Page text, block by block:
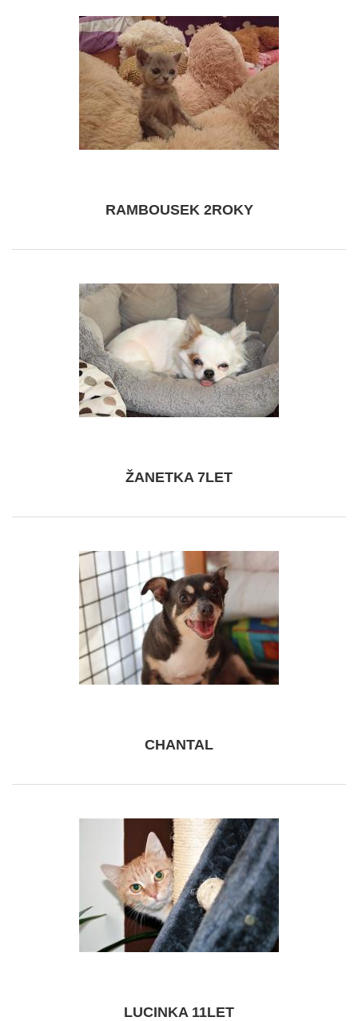
RAMBOUSEK 2ROKY
ŽANETKA 7LET
CHANTAL
LUCINKA 11LET